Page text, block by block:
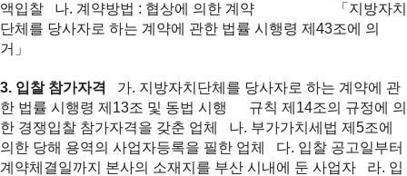
액입찰 나. 계약방법 : 협상에 의한 계약 「지방자치
단체를 당사자로 하는 계약에 관한 법률 시행령 제43조에 의
거」
3. 입찰 참가자격
가. 지방자치단체를 당사자로 하는 계약에 관
한 법률 시행령 제13조 및 동법 시행
규칙 제14조의 규정에 의
한 경쟁입찰 참가자격을 갖춘 업체
나. 부가가치세법 제5조에
의한 당해 용역의 사업자등록을 필한 업체
다. 입찰 공고일부터
계약체결일까지 본사의 소재지를 부산 시내에 둔 사업자 라. 입